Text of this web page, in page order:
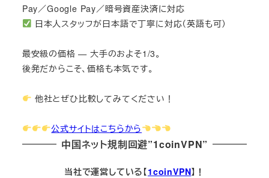
Pay／Google Pay／暗号資産決済に対応
日本人スタッフが日本語で丁寧に対応（英語も可）
最安級の価格 — 大手のおよそ1/3。
後発だからこそ、価格も本気です。
他社とぜひ比較してみてください！
公式サイトはこちらから
中国ネット規制回避”1coinVPN”
当社で運営している【1coinVPN】！